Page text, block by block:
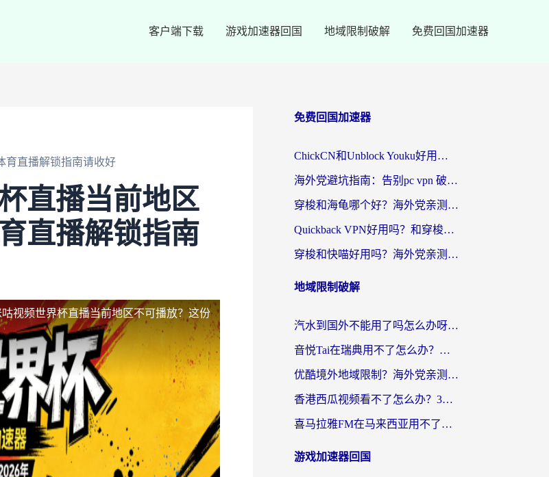
客户端下载 游戏加速器回国 地域限制破解 免费回国加速器
育直播解锁指南请收好
直播当前地区
直播解锁指南
视频世界杯直播当前地区不可播放？这份
免费回国加速器
ChickCN和Unblock Youku好用吗？海外党亲测3款回国加速器，附iOS免费选择指南
海外党避坑指南：告别pc vpn 破解，选对回国加速器轻松访问国内资源
穿梭和海龟哪个好？海外党亲测回国加速器，附电脑免费VPN推荐
Quickback VPN好用吗？和穿梭VPN对比哪个回国效果更好？海外党必看的真实测评与选择指南
穿梭和快喵好用吗？海外党亲测3款回国加速器，附日本回国VPN避坑指南
地域限制破解
汽水到国外不能用了吗怎么办呀？海外党追剧看片的救星在这里！
音悦Tai在瑞典用不了怎么办？海外华人追剧听歌的实用指南
优酷境外地域限制？海外党亲测：这样看国内剧再也不卡（附3个实用场景解决）
香港西瓜视频看不了怎么办？3步解决海外追剧难题，附靠谱加速器推荐
喜马拉雅FM在马来西亚用不了怎么办？海外华人亲测有效的回国加速指南
游戏加速器回国